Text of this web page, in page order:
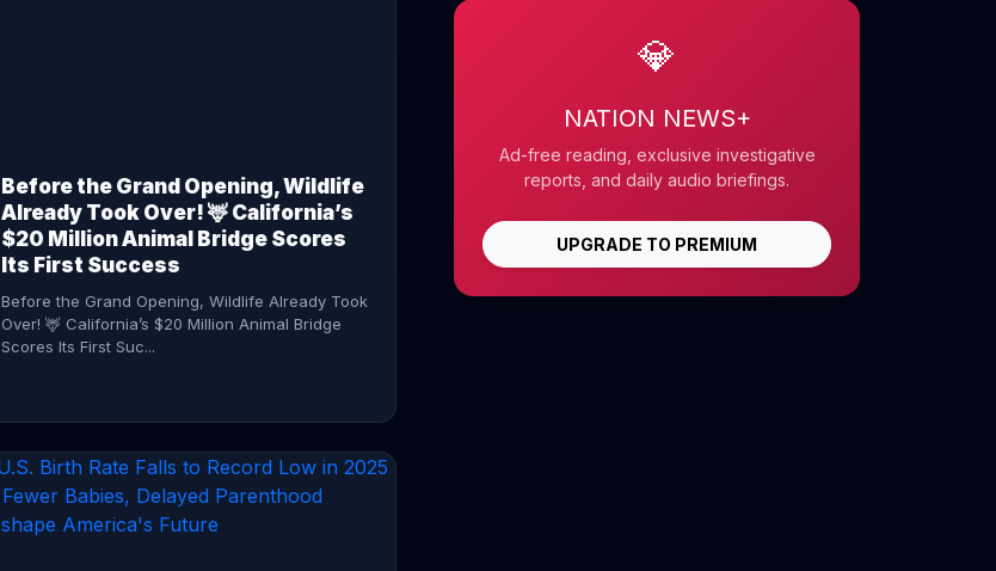
Before the Grand Opening, Wildlife
Already Took Over! 🦌 California’s
$20 Million Animal Bridge Scores
Its First Success
Before the Grand Opening, Wildlife Already Took
Over! 🦌 California’s $20 Million Animal Bridge
Scores Its First Suc...
💎
NATION NEWS+
Ad-free reading, exclusive investigative
reports, and daily audio briefings.
UPGRADE TO PREMIUM